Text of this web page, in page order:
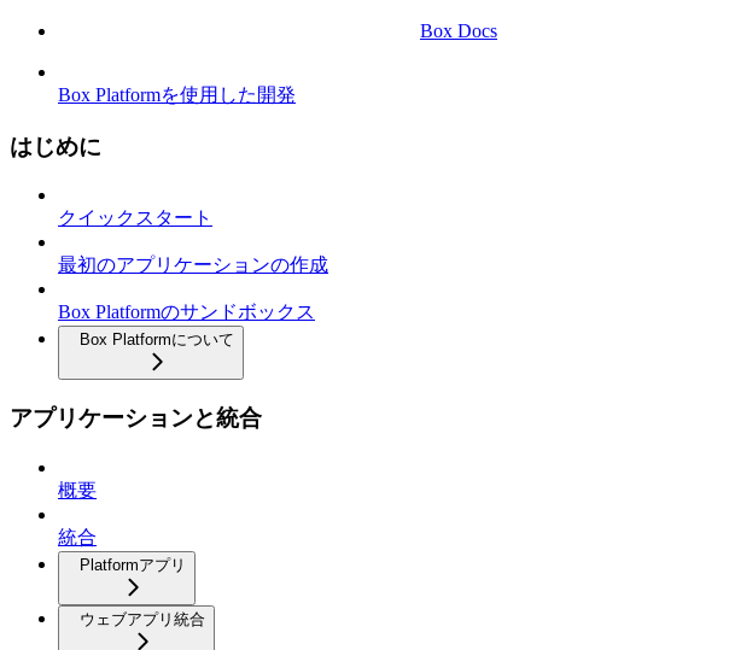
Box Docs
Box Platformを使用した開発
はじめに
クイックスタート
最初のアプリケーションの作成
Box Platformのサンドボックス
Box Platformについて
アプリケーションと統合
概要
統合
Platformアプリ
ウェブアプリ統合